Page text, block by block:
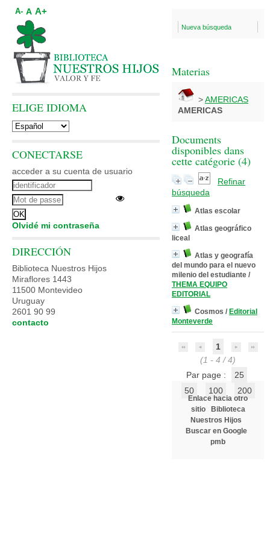
Nueva búsqueda
Materias
>AMERICAS
AMERICAS
Documents
disponibles dans
cette catégorie (4)
Refinar
búsqueda
Atlas escolar
Atlas geográfico
liceal
Atlas y geografía
del mundo para el nuevo
milenio del estudiante /
THEMA EQUIPO
EDITORIAL
Cosmos / Editorial
Monteverde
1
(1 - 4 / 4)
Par page :
25
50
100 200
Enlace hacia otro
sitio
Biblioteca
Nuestros Hijos
Buscar en Google
pmb
A- A A+
ELIGE IDIOMA
CONECTARSE
acceder a su cuenta de usuario
Olvidé mi contraseña
DIRECCIÓN
Biblioteca Nuestros Hijos
Miraflores 1443
11500 Montevideo
Uruguay
2601 90 99
contacto